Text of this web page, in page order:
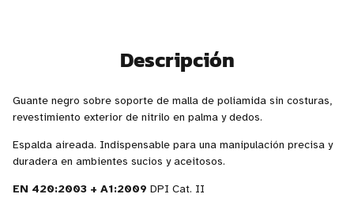
Descripción
Guante negro sobre soporte de malla de poliamida sin costuras,
revestimiento exterior de nitrilo en palma y dedos.
Espalda aireada. Indispensable para una manipulación precisa y
duradera en ambientes sucios y aceitosos.
EN 420:2003 + A1:2009 DPI Cat. II